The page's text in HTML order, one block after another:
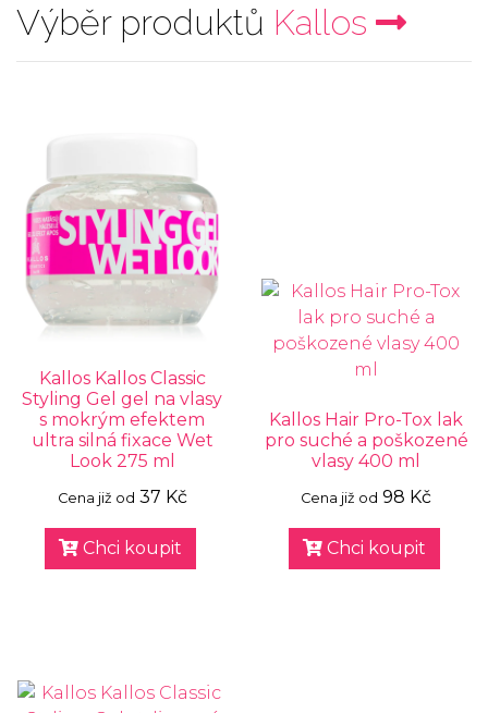
Výběr produktů Kallos
Kallos Kallos Classic
Styling Gel gel na vlasy
s mokrým efektem
ultra silná fixace Wet
Look 275 ml
Cena již od 37 Kč
Chci koupit
Kallos Hair Pro-Tox lak
pro suché a poškozené
vlasy 400 ml
Cena již od 98 Kč
Chci koupit